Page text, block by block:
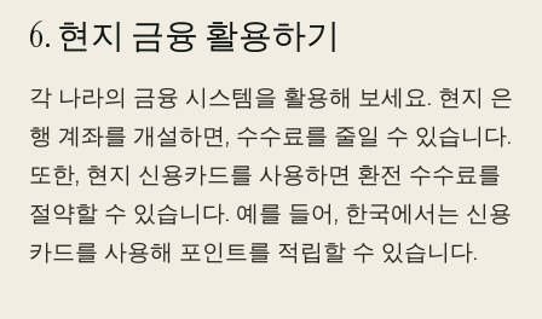
6. 현지 금융 활용하기
각 나라의 금융 시스템을 활용해 보세요. 현지 은
행 계좌를 개설하면, 수수료를 줄일 수 있습니다.
또한, 현지 신용카드를 사용하면 환전 수수료를
절약할 수 있습니다. 예를 들어, 한국에서는 신용
카드를 사용해 포인트를 적립할 수 있습니다.